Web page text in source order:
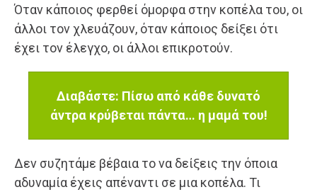
Όταν κάποιος φερθεί όμορφα στην κοπέλα του, οι
άλλοι τον χλευάζουν, όταν κάποιος δείξει ότι
έχει τον έλεγχο, οι άλλοι επικροτούν.
Διαβάστε: Πίσω από κάθε δυνατό
άντρα κρύβεται πάντα… η μαμά του!
Δεν συζητάμε βέβαια το να δείξεις την όποια
αδυναμία έχεις απέναντι σε μια κοπέλα. Τι